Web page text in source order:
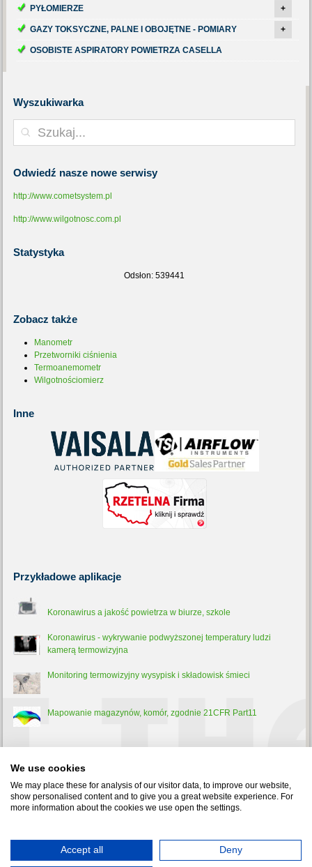
PYŁOMIERZE +
GAZY TOKSYCZNE, PALNE I OBOJĘTNE - POMIARY +
OSOBISTE ASPIRATORY POWIETRZA CASELLA
Wyszukiwarka
Odwiedź nasze nowe serwisy
http://www.cometsystem.pl
http://www.wilgotnosc.com.pl
Statystyka
Odsłon: 539441
Zobacz także
Manometr
Przetworniki ciśnienia
Termoanemometr
Wilgotnościomierz
Inne
Przykładowe aplikacje
Koronawirus a jakość powietrza w biurze, szkole
Koronawirus - wykrywanie podwyższonej temperatury ludzi
kamerą termowizyjna
Monitoring termowizyjny wysypisk i składowisk śmieci
Mapowanie magazynów, komór, zgodnie 21CFR Part11
Pirometr - co to jest, jak działa i do czego służy?
Test-Therm Sp. z o.o. 30-009 Kraków, ul. Friedleina 4-6 tel.:
126321301,126326188
office@test-therm.pl
Copyright © 2022 TEST-THERM - Aparatura Kontrolno-Pomiarowa.
We use cookies
We may place these for analysis of our visitor data, to improve our website,
show personalised content and to give you a great website experience. For
more information about the cookies we use open the settings.
Accept all Deny